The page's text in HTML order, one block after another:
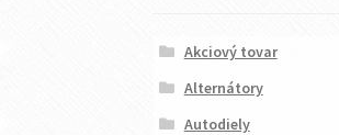
Akciový tovar
Alternátory
Autodiely